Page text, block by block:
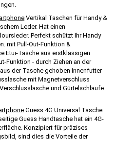
Vertikal Taschen für Handy &
Leder. Hat einen
Perfekt schützt Ihr Handy
mit Pull-Out-Funktion &
Etui-Tasche aus erstklassigen
Funktion - durch Ziehen an der
der Tasche gehoben Innenfutter
mit Magnetverschluss
und Gürtelschlaufe
Guess 4G Universal Tasche
Guess Handtasche hat ein 4G-
Konzipiert für präzises
sind dies die Vorteile der